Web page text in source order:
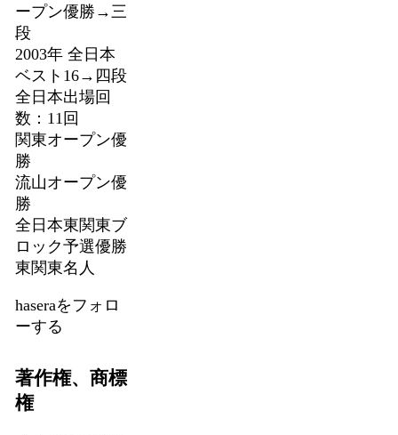
ープン優勝→三
段
2003年 全日本
ベスト16→四段
全日本出場回
数：11回
関東オープン優
勝
流山オープン優
勝
全日本東関東ブ
ロック予選優勝
東関東名人
haseraをフォロ
ーする
著作権、商標
権